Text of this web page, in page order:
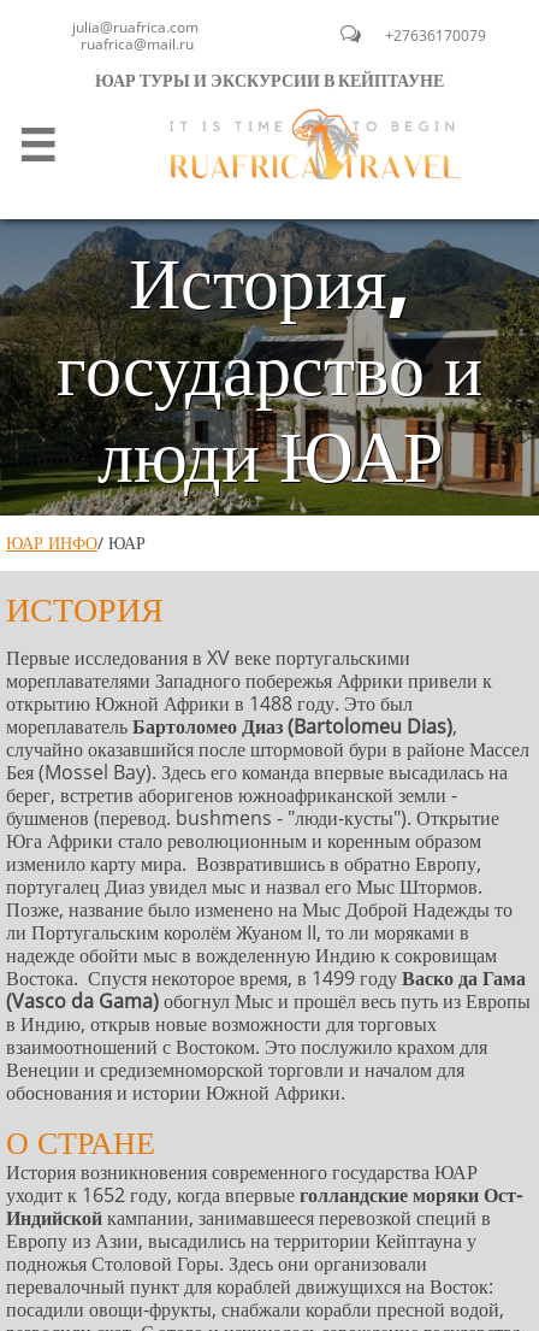
julia@ruafrica.com
ruafrica@mail.ru
+27636170079

ЮАР ТУРЫ И ЭКСКУРСИИ В КЕЙПТАУНЕ

История,
государство и
люди ЮАР
ЮАР ИНФО/ ЮАР
ИСТОРИЯ
Первые исследования в XV веке португальскими
мореплавателями Западного побережья Африки привели к
открытию Южной Африки в 1488 году. Это был
мореплавательБартоломео Диаз (Bartolomeu Dias),
случайно оказавшийся после штормовой бури в районе Массел
Бея (Mossel Bay). Здесь его команда впервые высадилась на
берег, встретив аборигенов южноафриканской земли -
бушменов (перевод. bushmens - "люди-кусты"). Открытие
Юга Африки стало революционным и коренным образом
изменило карту мира. Возвратившись в обратно Европу,
португалец Диаз увидел мыс и назвал его Мыс Штормов.
Позже, название было изменено на Мыс Доброй Надежды то
ли Португальским королём Жуаном II, то ли моряками в
надежде обойти мыс в вожделенную Индию к сокровищам
Востока. Спустя некоторое время, в 1499 годуВаско да Гама
(Vasco da Gama)обогнул Мыс и прошёл весь путь из Европы
в Индию, открыв новые возможности для торговых
взаимоотношений с Востоком. Это послужило крахом для
Венеции и средиземноморской торговли и началом для
обоснования и истории Южной Африки.
О СТРАНЕ
История возникновения современного государства ЮАР
уходит к 1652 году, когда впервыеголландские моряки Ост-
Индийскойкампании, занимавшееся перевозкой специй в
Европу из Азии, высадились на территории Кейптауна у
подножья Столовой Горы. Здесь они организовали
перевалочный пункт для кораблей движущихся на Восток:
посадили овощи-фрукты, снабжали корабли пресной водой,